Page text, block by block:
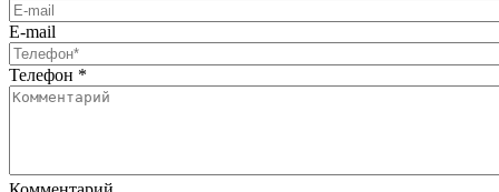
E-mail
Телефон *